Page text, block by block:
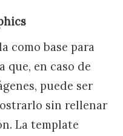
como base para
que, en caso de
puede ser
sin rellenar
La template